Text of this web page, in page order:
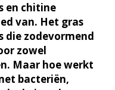
en chitine
van. Het gras
die zodevormend
zowel
Maar hoe werkt
bacteriën,